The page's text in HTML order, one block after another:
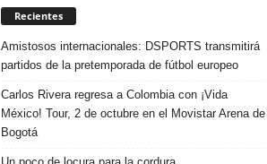
Recientes
Amistosos internacionales: DSPORTS transmitirá
partidos de la pretemporada de fútbol europeo
Carlos Rivera regresa a Colombia con ¡Vida
México! Tour, 2 de octubre en el Movistar Arena de
Bogotá